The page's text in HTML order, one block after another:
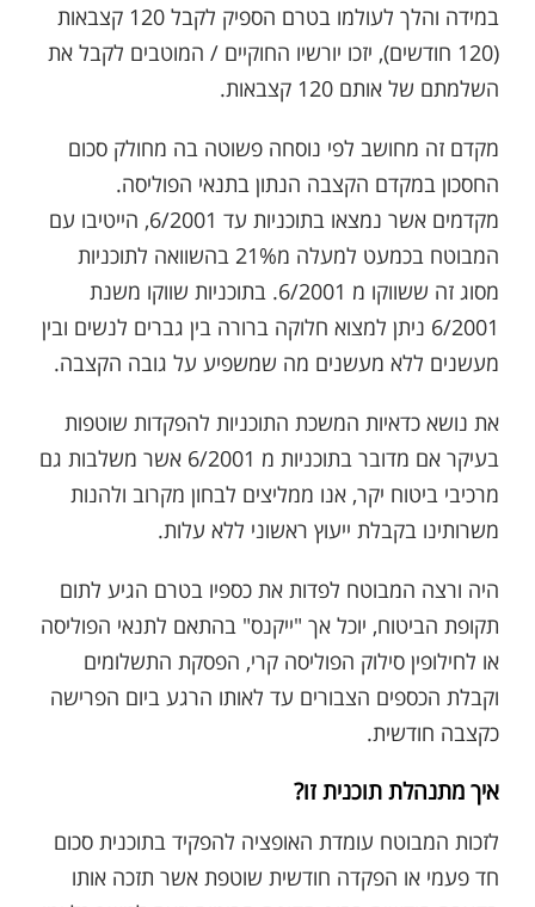
במידה והלך לעולמו בטרם הספיק לקבל 120 קצבאות
(120 חודשים), יזכו יורשיו החוקיים / המוטבים לקבל את
השלמתם של אותם 120 קצבאות.
מקדם זה מחושב לפי נוסחה פשוטה בה מחולק סכום
החסכון במקדם הקצבה הנתון בתנאי הפוליסה.
מקדמים אשר נמצאו בתוכניות עד 6/2001, הייטיבו עם
המבוטח בכמעט למעלה מ21% בהשוואה לתוכניות
מסוג זה ששווקו מ 6/2001. בתוכניות שווקו משנת
6/2001 ניתן למצוא חלוקה ברורה בין גברים לנשים ובין
מעשנים ללא מעשנים מה שמשפיע על גובה הקצבה.
את נושא כדאיות המשכת התוכניות להפקדות שוטפות
בעיקר אם מדובר בתוכניות מ 6/2001 אשר משלבות גם
מרכיבי ביטוח יקר, אנו ממליצים לבחון מקרוב ולהנות
משרותינו בקבלת ייעוץ ראשוני ללא עלות.
היה ורצה המבוטח לפדות את כספיו בטרם הגיע לתום
תקופת הביטוח, יוכל אך "ייקנס" בהתאם לתנאי הפוליסה
או לחילופין סילוק הפוליסה קרי, הפסקת התשלומים
וקבלת הכספים הצבורים עד לאותו הרגע ביום הפרישה
כקצבה חודשית.
איך מתנהלת תוכנית זו?
לזכות המבוטח עומדת האופציה להפקיד בתוכנית סכום
חד פעמי או הפקדה חודשית שוטפת אשר תזכה אותו